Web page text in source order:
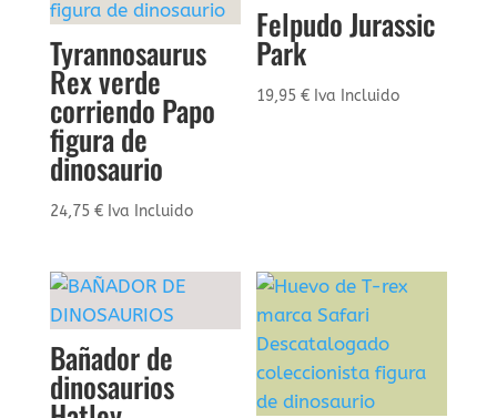
Tyrannosaurus
Rex verde
corriendo Papo
figura de
dinosaurio
24,75 € Iva Incluido
Felpudo Jurassic
Park
19,95€ Iva Incluido
Bañador de
dinosaurios